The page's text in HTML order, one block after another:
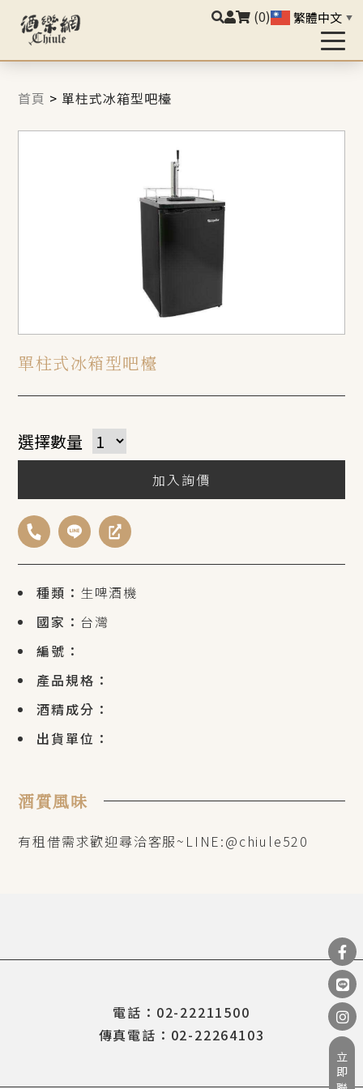
(0) 繁體中文 ▼
首頁 > 單柱式冰箱型吧檯
單柱式冰箱型吧檯
種類： 生啤酒機
國家： 台灣
編號：
產品規格：
酒精成分：
出貨單位：
選擇數量
加入詢價
酒質風味
有租借需求歡迎尋洽客服~LINE:@chiule520
電話：02-22211500
傳真電話：02-22264103